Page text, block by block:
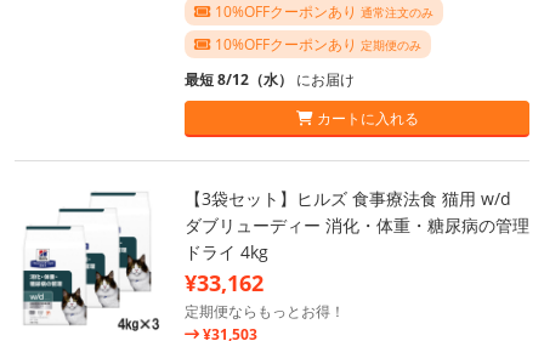
10%OFFクーポンあり 通常注文のみ
10%OFFクーポンあり 定期便のみ
最短 8/12（水） にお届け
カートに入れる
【3袋セット】ヒルズ 食事療法食 猫用 w/d
ダブリューディー 消化・体重・糖尿病の管理
ドライ 4kg
¥33,162
定期便ならもっとお得！
¥31,503